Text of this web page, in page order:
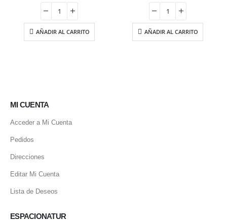
original
era:
7.70 €.6.55 €.
AÑADIR AL CARRITO AÑADIR AL CARRITO
MI CUENTA
Acceder a Mi Cuenta
Pedidos
Direcciones
Editar Mi Cuenta
Lista de Deseos
ESPACIONATUR